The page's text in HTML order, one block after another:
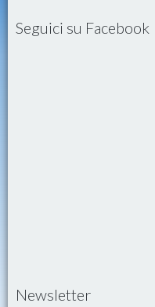
Seguici su Facebook
Newsletter